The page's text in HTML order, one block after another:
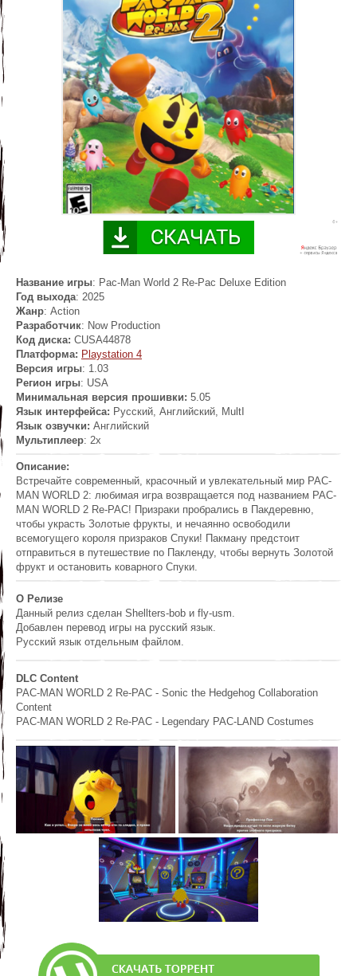
Название игры: Pac-Man World 2 Re-Pac Deluxe Edition
Год выхода: 2025
Жанр: Action
Разработчик: Now Production
Код диска: CUSA44878
Платформа: Playstation 4
Версия игры: 1.03
Регион игры: USA
Минимальная версия прошивки: 5.05
Язык интерфейса: Русский, Английский, MultI
Язык озвучки: Английский
Мультиплеер: 2x
Описание:
Встречайте современный, красочный и увлекательный мир PAC-
MAN WORLD 2: любимая игра возвращается под названием PAC-
MAN WORLD 2 Re-PAC! Призраки пробрались в Пакдеревню,
чтобы украсть Золотые фрукты, и нечаянно освободили
всемогущего короля призраков Спуки! Пакману предстоит
отправиться в путешествие по Пакленду, чтобы вернуть Золотой
фрукт и остановить коварного Спуки.
О Релизе
Данный релиз сделан Shellters-bob и fly-usm.
Добавлен перевод игры на русский язык.
Русский язык отдельным файлом.
DLC Content
PAC-MAN WORLD 2 Re-PAC - Sonic the Hedgehog Collaboration
Content
PAC-MAN WORLD 2 Re-PAC - Legendary PAC-LAND Costumes